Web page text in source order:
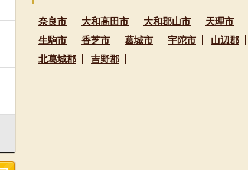
奈良市 大和高田市 大和郡山市 天理市
生駒市
香芝市 葛城市 宇陀市 山辺郡
北葛城郡
吉野郡